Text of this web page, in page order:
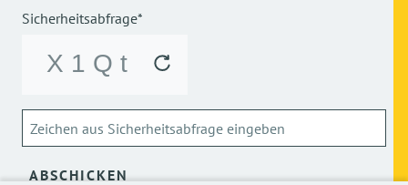
Sicherheitsabfrage*
ABSCHICKEN